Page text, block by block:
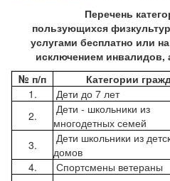
Перечень
пользующихся
услугами бесплатно или на
исключением инвалидов,
№ п/п
Категории
1.
Дети до 7 лет
2.
Дети - школьники из
многодетных семей
3.
Дети школьники из
домов
4.
Спортсмены ветераны